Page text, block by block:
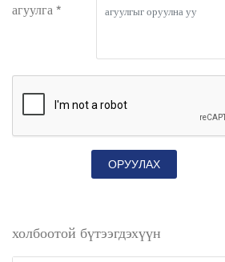
агуулга *
ОРУУЛАХ
холбоотой бүтээгдэхүүн